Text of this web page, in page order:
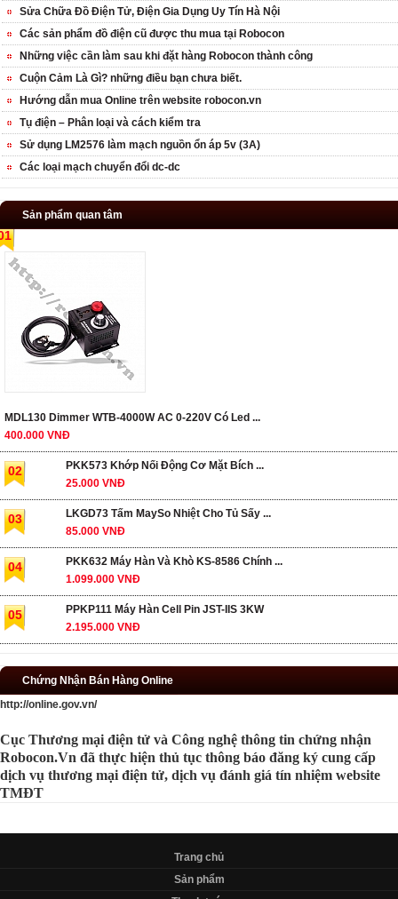
Sửa Chữa Đồ Điện Tử, Điện Gia Dụng Uy Tín Hà Nội
Các sản phẩm đồ điện cũ được thu mua tại Robocon
Những việc cần làm sau khi đặt hàng Robocon thành công
Cuộn Cảm Là Gì? những điều bạn chưa biết.
Hướng dẫn mua Online trên website robocon.vn
Tụ điện – Phân loại và cách kiểm tra
Sử dụng LM2576 làm mạch nguồn ổn áp 5v (3A)
Các loại mạch chuyển đổi dc-dc
Sản phẩm quan tâm
MDL130 Dimmer WTB-4000W AC 0-220V Có Led ...
400.000 VNĐ
02
PKK573 Khớp Nối Động Cơ Mặt Bích ...
25.000 VNĐ
03
LKGD73 Tấm MaySo Nhiệt Cho Tủ Sấy ...
85.000 VNĐ
04
PKK632 Máy Hàn Và Khò KS-8586 Chính ...
1.099.000 VNĐ
05
PPKP111 Máy Hàn Cell Pin JST-IIS 3KW
2.195.000 VNĐ
Chứng Nhận Bán Hàng Online
http://online.gov.vn/
Cục Thương mại điện tử và Công nghệ thông tin chứng nhận
Robocon.Vn đã thực hiện thủ tục thông báo đăng ký cung cấp
dịch vụ thương mại điện tử, dịch vụ đánh giá tín nhiệm website
TMĐT
Trang chủ
Sản phẩm